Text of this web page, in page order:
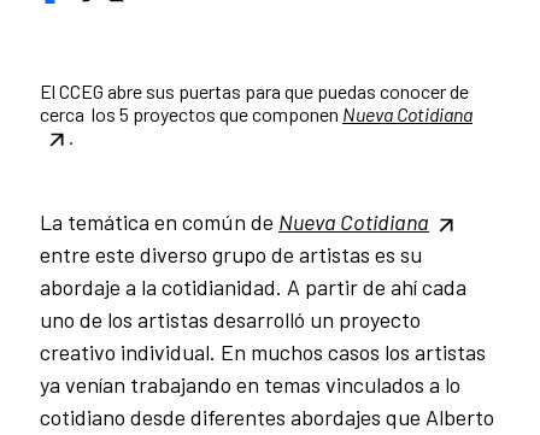
El CCEG abre sus puertas para que puedas conocer de
cerca los 5 proyectos que componen Nueva Cotidiana
.
La temática en común de Nueva Cotidiana
entre este diverso grupo de artistas es su
abordaje a la cotidianidad. A partir de ahí cada
uno de los artistas desarrolló un proyecto
creativo individual. En muchos casos los artistas
ya venían trabajando en temas vinculados a lo
cotidiano desde diferentes abordajes que Alberto